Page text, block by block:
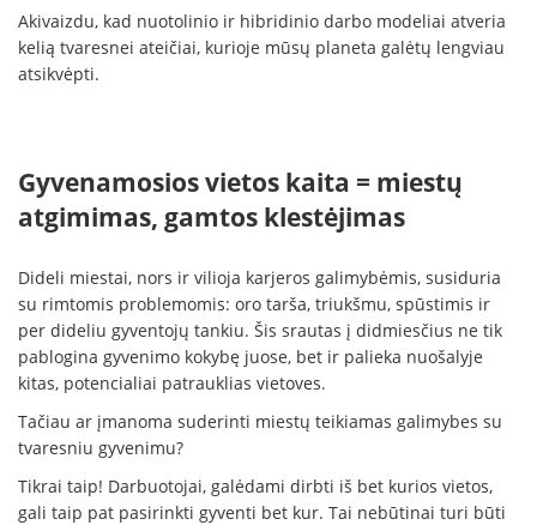
Akivaizdu, kad nuotolinio ir hibridinio darbo modeliai atveria
kelią tvaresnei ateičiai, kurioje mūsų planeta galėtų lengviau
atsikvėpti.
Gyvenamosios vietos kaita = miestų
atgimimas, gamtos klestėjimas
Dideli miestai, nors ir vilioja karjeros galimybėmis, susiduria
su rimtomis problemomis: oro tarša, triukšmu, spūstimis ir
per dideliu gyventojų tankiu. Šis srautas į didmiesčius ne tik
pablogina gyvenimo kokybę juose, bet ir palieka nuošalyje
kitas, potencialiai patrauklias vietoves.
Tačiau ar įmanoma suderinti miestų teikiamas galimybes su
tvaresniu gyvenimu?
Tikrai taip! Darbuotojai, galėdami dirbti iš bet kurios vietos,
gali taip pat pasirinkti gyventi bet kur. Tai nebūtinai turi būti